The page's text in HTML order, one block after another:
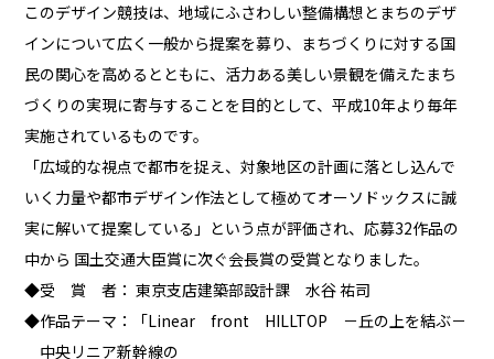
このデザイン競技は、地域にふさわしい整備構想とまちのデザ
インについて広く一般から提案を募り、まちづくりに対する国
民の関心を高めるとともに、活力ある美しい景観を備えたまち
づくりの実現に寄与することを目的として、平成10年より毎年
実施されているものです。
「広域的な視点で都市を捉え、対象地区の計画に落とし込んで
いく力量や都市デザイン作法として極めてオーソドックスに誠
実に解いて提案している」という点が評価され、応募32作品の
中から 国土交通大臣賞に次ぐ会長賞の受賞となりました。
◆受 賞 者： 東京支店建築部設計課 水谷 祐司
◆作品テーマ：「Linear front HILLTOP －丘の上を結ぶ－
中央リニア新幹線の